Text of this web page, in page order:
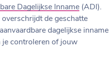
Dagelijkse Inname (ADI).
de geschatte
dagelijkse inname
controleren of jouw